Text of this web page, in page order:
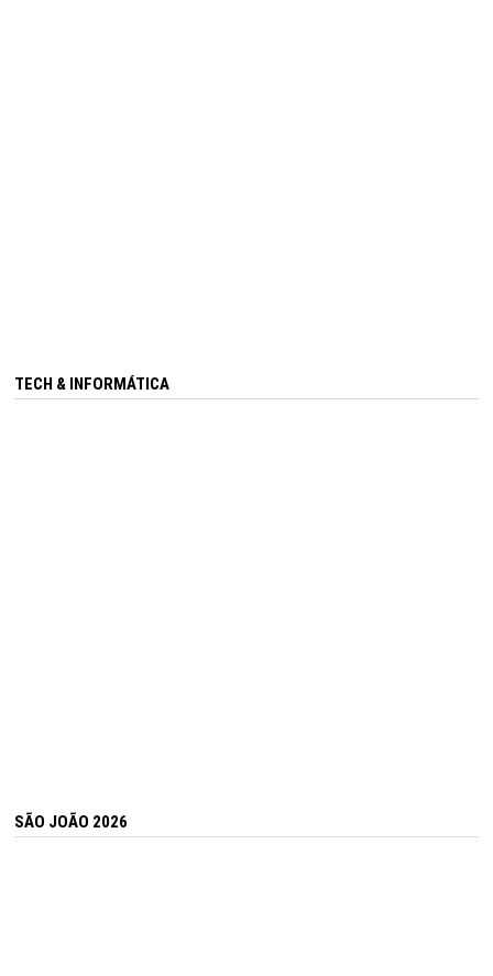
TECH & INFORMÁTICA
SÃO JOÃO 2026